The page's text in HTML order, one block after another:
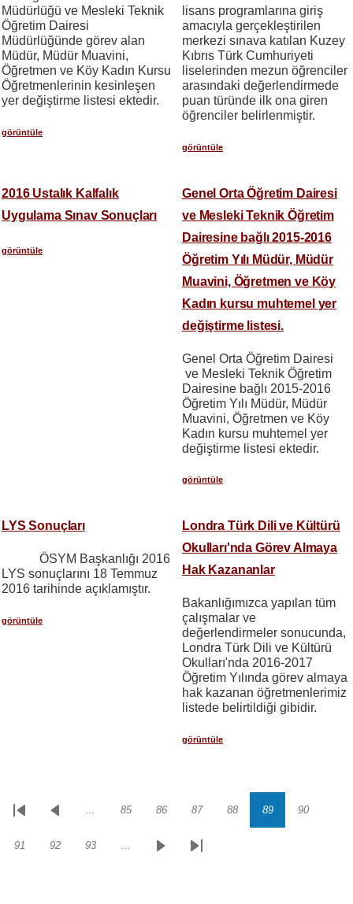
Müdürlüğü ve Mesleki Teknik
Öğretim Dairesi
Müdürlüğünde görev alan
Müdür, Müdür Muavini,
Öğretmen ve Köy Kadın Kursu
Öğretmenlerinin kesinleşen
yer değiştirme listesi ektedir.
görüntüle
lisans programlarına giriş
amacıyla gerçekleştirilen
merkezi sınava katılan Kuzey
Kıbrıs Türk Cumhuriyeti
liselerinden mezun öğrenciler
arasındaki değerlendirmede
puan türünde ilk ona giren
öğrenciler belirlenmiştir.
görüntüle
2016 Ustalık Kalfalık
Uygulama Sınav Sonuçları
görüntüle
Genel Orta Öğretim Dairesi
ve Mesleki Teknik Öğretim
Dairesine bağlı 2015-2016
Öğretim Yılı Müdür, Müdür
Muavini, Öğretmen ve Köy
Kadın kursu muhtemel yer
değiştirme listesi.
Genel Orta Öğretim Dairesi
ve Mesleki Teknik Öğretim
Dairesine bağlı 2015-2016
Öğretim Yılı Müdür, Müdür
Muavini, Öğretmen ve Köy
Kadın kursu muhtemel yer
değiştirme listesi ektedir.
görüntüle
LYS Sonuçları
ÖSYM Başkanlığı 2016
LYS sonuçlarını 18 Temmuz
2016 tarihinde açıklamıştır.
görüntüle
Londra Türk Dili ve Kültürü
Okulları'nda Görev Almaya
Hak Kazananlar
Bakanlığımızca yapılan tüm
çalışmalar ve
değerlendirmeler sonucunda,
Londra Türk Dili ve Kültürü
Okulları'nda 2016-2017
Öğretim Yılında görev almaya
hak kazanan öğretmenlerimiz
listede belirtildiği gibidir.
görüntüle
Sayfalama
İlk
Önceki… Sayfa
85 Sayfa
86 Sayfa
87 Sayfa
88 Sayfa
89 Sayfa
90
Sayfa
91 Sayfa
92 Sayfa
93 …
SonrakiSon